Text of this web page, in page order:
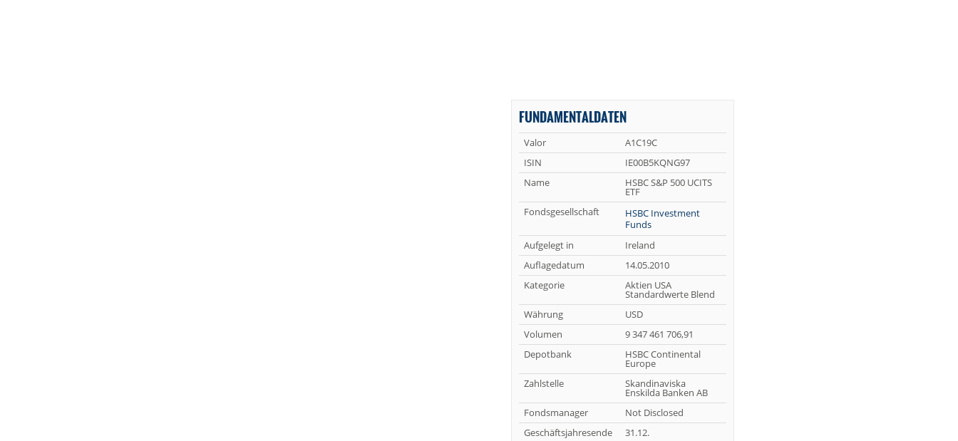
FUNDAMENTALDATEN
Valor
A1C19C
ISIN
IE00B5KQNG97
Name
HSBC S&P 500 UCITS
ETF
Fondsgesellschaft
HSBC Investment
Funds
Aufgelegt in
Ireland
Auflagedatum
14.05.2010
Kategorie
Aktien USA
Standardwerte Blend
Währung
USD
Volumen
9 347 461 706,91
Depotbank
HSBC Continental
Europe
Zahlstelle
Skandinaviska
Enskilda Banken AB
Fondsmanager
Not Disclosed
Geschäftsjahresende
31.12.